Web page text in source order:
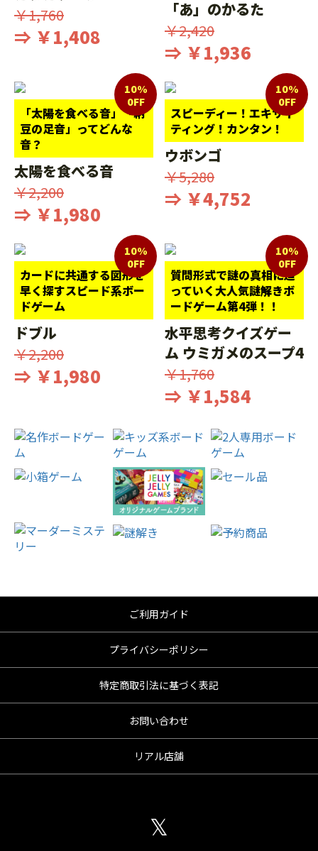
￥1,760
⇒ ￥1,408
「あ」のかるた
￥2,420
⇒ ￥1,936
「太陽を食べる音」「納
豆の足音」ってどんな
音？
10%
0FF
太陽を食べる音
￥2,200
⇒ ￥1,980
スピーディー！エキサイ
ティング！カンタン！
10%
0FF
ウボンゴ
￥5,280
⇒ ￥4,752
カードに共通する図形を
早く探すスピード系ボー
ドゲーム
10%
0FF
ドブル
￥2,200
⇒ ￥1,980
質問形式で謎の真相に迫
っていく大人気謎解きボ
ードゲーム第4弾！！
10%
0FF
水平思考クイズゲー
ム ウミガメのスープ4
￥1,760
⇒ ￥1,584
ご利用ガイド
プライバシーポリシー
特定商取引法に基づく表記
お問い合わせ
リアル店舗
𝕏